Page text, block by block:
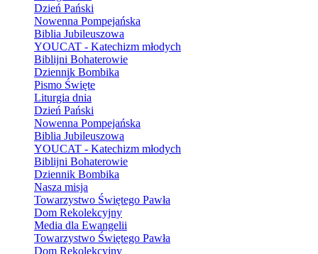
Dzień Pański
Nowenna Pompejańska
Biblia Jubileuszowa
YOUCAT - Katechizm młodych
Biblijni Bohaterowie
Dziennik Bombika
Pismo Święte
Liturgia dnia
Dzień Pański
Nowenna Pompejańska
Biblia Jubileuszowa
YOUCAT - Katechizm młodych
Biblijni Bohaterowie
Dziennik Bombika
Nasza misja
Towarzystwo Świętego Pawła
Dom Rekolekcyjny
Media dla Ewangelii
Towarzystwo Świętego Pawła
Dom Rekolekcyjny